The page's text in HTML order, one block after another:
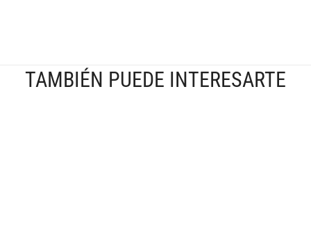
TAMBIÉN PUEDE INTERESARTE